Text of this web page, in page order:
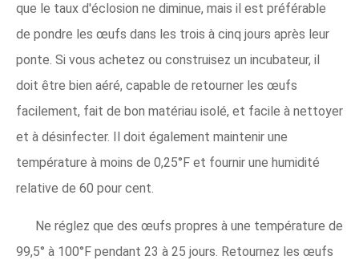
que le taux d'éclosion ne diminue, mais il est préférable
de pondre les œufs dans les trois à cinq jours après leur
ponte. Si vous achetez ou construisez un incubateur, il
doit être bien aéré, capable de retourner les œufs
facilement, fait de bon matériau isolé, et facile à nettoyer
et à désinfecter. Il doit également maintenir une
température à moins de 0,25°F et fournir une humidité
relative de 60 pour cent.
Ne réglez que des œufs propres à une température de
99,5° à 100°F pendant 23 à 25 jours. Retournez les œufs